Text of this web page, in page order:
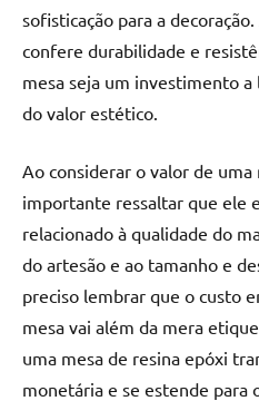
sofisticação para a
confere durabilidade e
mesa seja um investimento
do valor estético.
Ao considerar o valor de
importante ressaltar que ele
relacionado à qualidade do
do artesão e ao tamanho e
preciso lembrar que o custo
mesa vai além da mera
uma mesa de resina epóxi
monetária e se estende para